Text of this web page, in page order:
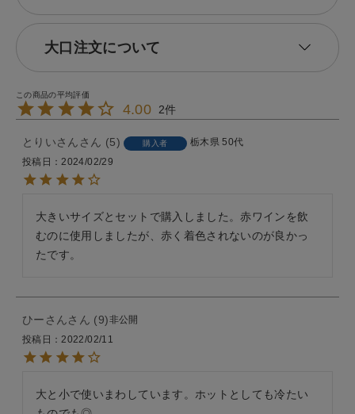
大口注文について
4.00 2
とりいさん 5 購入者 栃木県 50代
投稿日
2024/02/29
大きいサイズとセットで購入しました。赤ワインを飲
むのに使用しましたが、赤く着色されないのが良かっ
たです。
ひーさん 9 非公開
投稿日
2022/02/11
大と小で使いまわしています。ホットとしても冷たい